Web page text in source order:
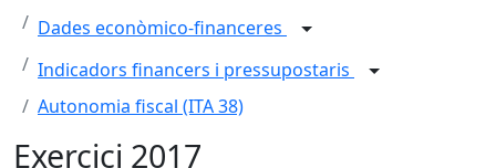
Dades econòmico-financeres
Indicadors financers i pressupostaris
Autonomia fiscal (ITA 38)
Exercici 2017